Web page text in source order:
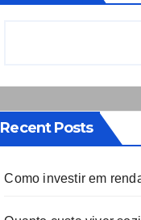
Recent Posts
Como investir em